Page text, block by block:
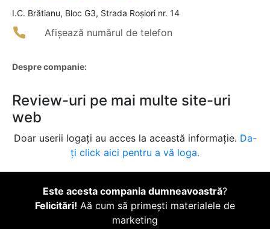
I.C. Brătianu, Bloc G3, Strada Roșiori nr. 14
Afișează numărul de telefon
Despre companie:
Review-uri pe mai multe site-uri
web
Doar userii logați au acces la această informație. Da-
ți click aici pentru a vă loga.
Este acesta compania dumneavoastră?
Felicitări! Aă cum să primești materialele de
marketing